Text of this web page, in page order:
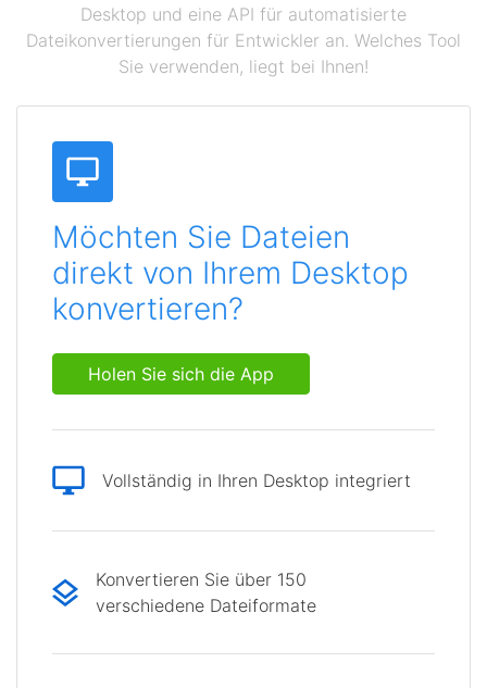
Desktop und eine API für automatisierte
Dateikonvertierungen für Entwickler an. Welches Tool
Sie verwenden, liegt bei Ihnen!
Möchten Sie Dateien
direkt von Ihrem Desktop
konvertieren?
Holen Sie sich die App
Vollständig in Ihren Desktop integriert
Konvertieren Sie über 150
verschiedene Dateiformate